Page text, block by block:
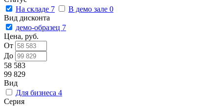
На складе 7 В демо зале 0
Вид дисконта
демо-образец 7
Цена, руб.
От
До
58 583
99 829
Вид
Для бизнеса 4
Серия